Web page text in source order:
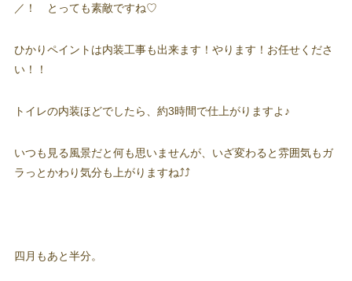
／！ とっても素敵ですね♡
ひかりペイントは内装工事も出来ます！やります！お任せくださ
い！！
トイレの内装ほどでしたら、約3時間で仕上がりますよ♪
いつも見る風景だと何も思いませんが、いざ変わると雰囲気もガ
ラっとかわり気分も上がりますね⤴⤴
四月もあと半分。